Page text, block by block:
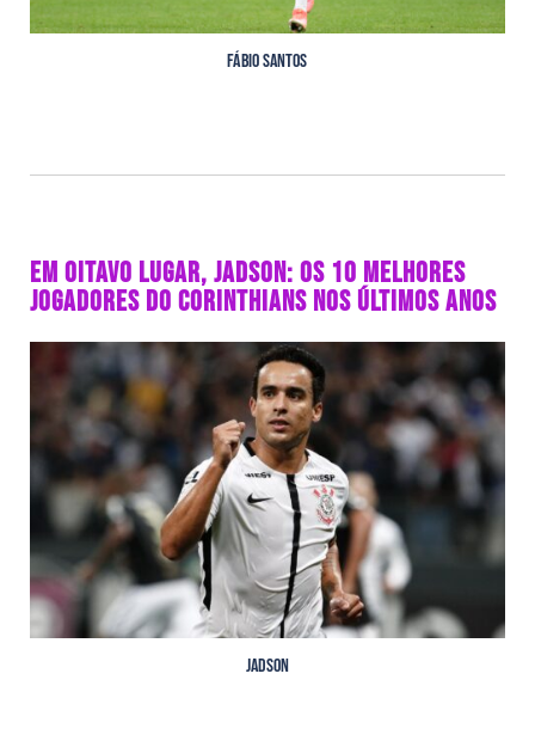
Fábio Santos
EM OITAVO LUGAR, JADSON: OS 10 MELHORES
JOGADORES DO CORINTHIANS NOS ÚLTIMOS ANOS
Jadson